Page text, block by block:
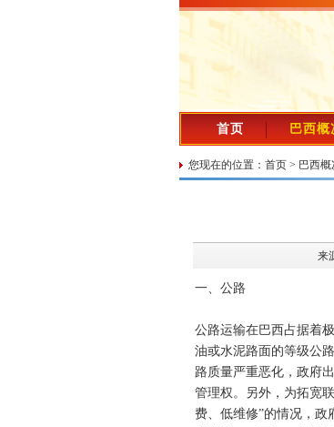
首页 巴西概
您现在的位置： 首页 > 巴西概
来
一、公路
公路运输在巴西占据着
油或水泥路面的等级公
路质量严重恶化，政府
管理权。另外，为拓宽
费、低维修”的情况，